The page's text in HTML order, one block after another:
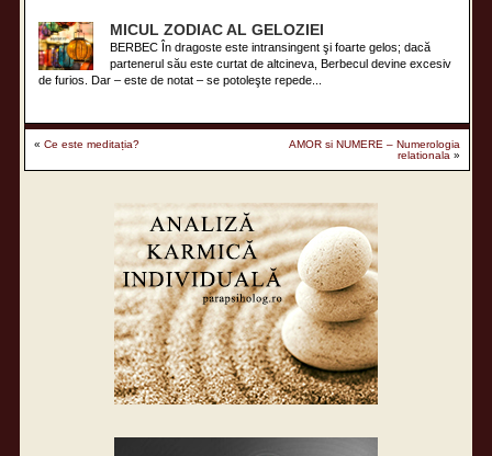
MICUL ZODIAC AL GELOZIEI
BERBEC În dragoste este intransingent şi foarte gelos; dacă
partenerul său este curtat de altcineva, Berbecul devine excesiv
de furios. Dar – este de notat – se potoleşte repede...
«Ce este meditația?
AMOR si NUMERE – Numerologia
relationala »